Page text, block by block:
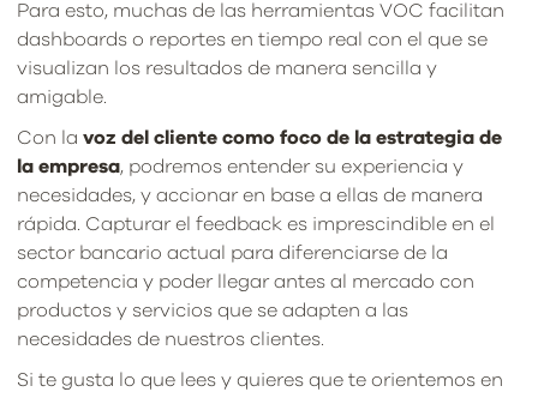
Para esto, muchas de las herramientas VOC facilitan
dashboards o reportes en tiempo real con el que se
visualizan los resultados de manera sencilla y
amigable.
Con la voz del cliente como foco de la estrategia de
la empresa, podremos entender su experiencia y
necesidades, y accionar en base a ellas de manera
rápida. Capturar el feedback es imprescindible en el
sector bancario actual para diferenciarse de la
competencia y poder llegar antes al mercado con
productos y servicios que se adapten a las
necesidades de nuestros clientes.
Si te gusta lo que lees y quieres que te orientemos en